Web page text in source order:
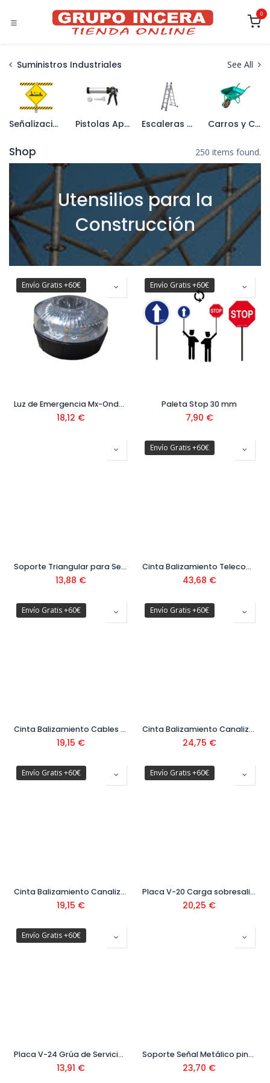
0
Suministros Industriales See All
Señalización Pistolas Aplicadoras Escaleras y Caballetes Carros y Carretillas
Shop 250 items found.
Utensilios para la
Construcción
Envío Gratis +60€
Luz de Emergencia Mx-Onda con Imán USB
18,12 €
Envío Gratis +60€
Paleta Stop 30 mm
7,90 €
Soporte Triangular para Señales Metálicas Ref. V15000
13,88 €
Envío Gratis +60€
Cinta Balizamiento Telecomunicaciones Ref: 1100 0315
43,68 €
Envío Gratis +60€
Cinta Balizamiento Cables Eléctricos Ref: 1100 0313
19,15 €
Envío Gratis +60€
Cinta Balizamiento Canalización Agua Ref. 11000314
24,75 €
Envío Gratis +60€
Cinta Balizamiento Canalización Gas Ref: 1100 0312
19,15 €
Envío Gratis +60€
Placa V-20 Carga sobresaliente 500x500 Ref. 21201030
20,25 €
Envío Gratis +60€
Placa V-24 Grúa de Servicio 220x340 Ref. 199020
13,91 €
Soporte Señal Metálico pintado 130x60 cm Ref: V16000
23,70 €